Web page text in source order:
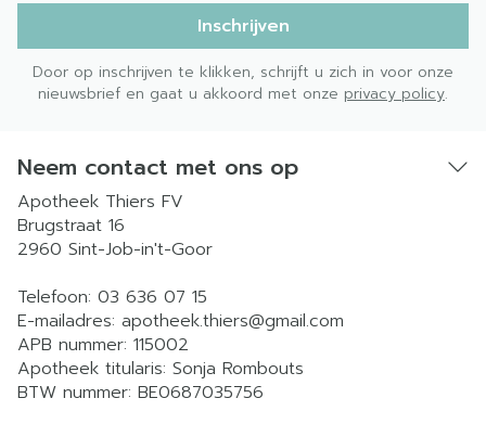
Inschrijven
Door op inschrijven te klikken, schrijft u zich in voor onze
nieuwsbrief en gaat u akkoord met onze privacy policy.
Neem contact met ons op
Apotheek Thiers FV
Brugstraat 16
2960 Sint-Job-in't-Goor
Telefoon: 03 636 07 15
E-mailadres: apotheek.thiers@gmail.com
APB nummer: 115002
Apotheek titularis: Sonja Rombouts
BTW nummer: BE0687035756